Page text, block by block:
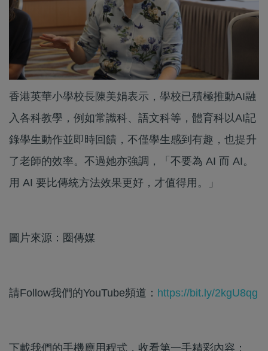
香港英華小學校長陳美娟表示，學校已積極推動AI融
入各科教學，例如常識科、語文科等，體育科以AI記
錄學生動作並即時回饋，不僅學生感到有趣，也提升
了老師的效率。不過她亦強調，「不要為 AI 而 AI。
用 AI 要比傳統方法效果更好，才值得用。」
圖片來源：圈傳媒
請Follow我們的YouTube頻道： https://bit.ly/2kgU8qg
下載我們的手機應用程式，收看第一手精彩內容：